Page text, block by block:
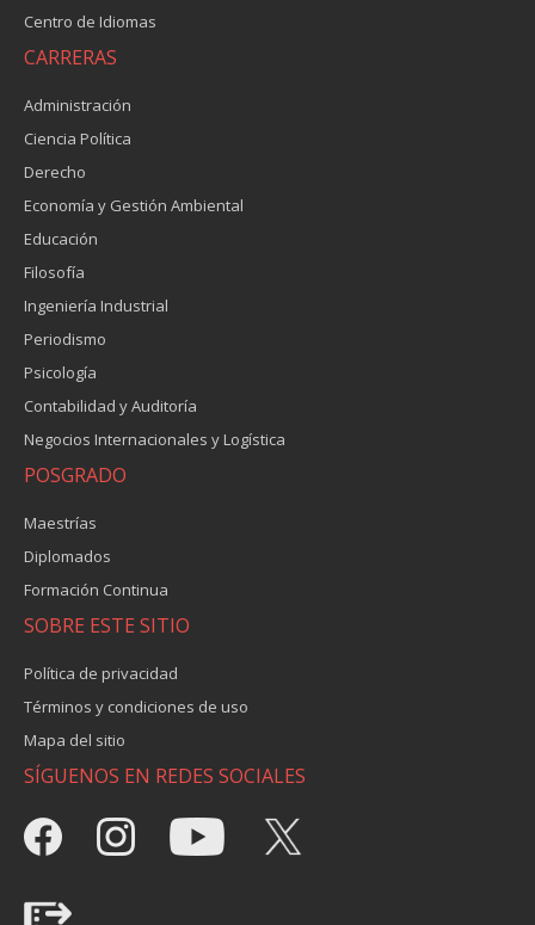
Centro de Idiomas
CARRERAS
Administración
Ciencia Política
Derecho
Economía y Gestión Ambiental
Educación
Filosofía
Ingeniería Industrial
Periodismo
Psicología
Contabilidad y Auditoría
Negocios Internacionales y Logística
POSGRADO
Maestrías
Diplomados
Formación Continua
SOBRE ESTE SITIO
Política de privacidad
Términos y condiciones de uso
Mapa del sitio
SÍGUENOS EN REDES SOCIALES